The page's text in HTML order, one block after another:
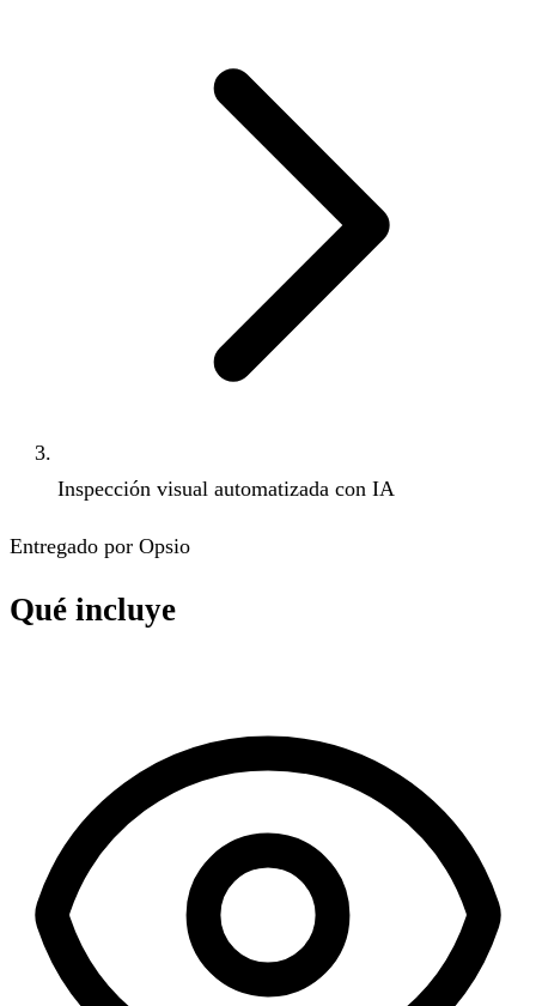
Inspección visual automatizada con IA
Entregado por Opsio
Qué incluye